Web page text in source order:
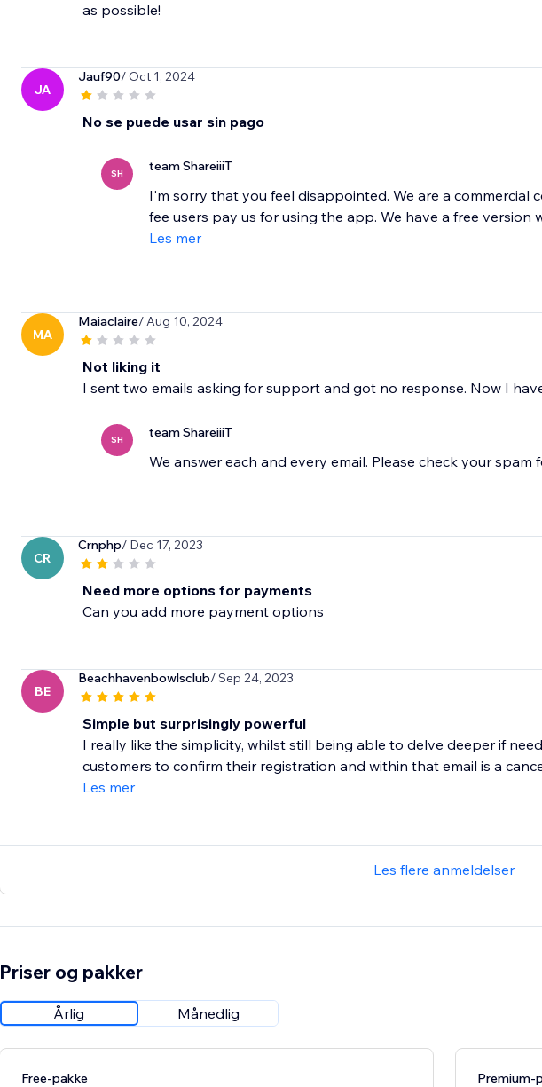
as possible!
JA
Jauf90/ Oct 1, 2024
No se puede usar sin pago
SH team ShareiiiT
I'm sorry that you feel disappointed. We are a commercial
fee users pay us for using the app. We have a free version
Les mer
MA
Maiaclaire/ Aug 10, 2024
Not liking it
I sent two emails asking for support and got no response. Now I
SH team ShareiiiT
We answer each and every email. Please check your spam
CR
Crnphp/ Dec 17, 2023
Need more options for payments
Can you add more payment options
BE
Beachhavenbowlsclub/ Sep 24, 2023
Simple but surprisingly powerful
I really like the simplicity, whilst still being able to delve deeper if
customers to confirm their registration and within that email is a
Les mer
Les flere anmeldelser
Priser og pakker
Årlig Månedlig
Free-pakke Premium-